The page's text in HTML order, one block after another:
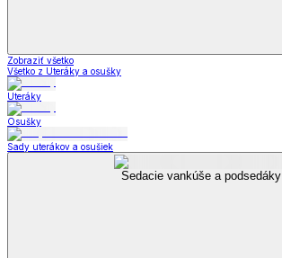
Zobraziť všetko
Všetko z Uteráky a osušky
Uteráky
Osušky
Sady uterákov a osušiek
Sedacie vankúše a podsedáky